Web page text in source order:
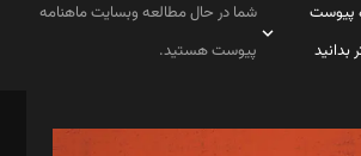
پیوست
بدانید
شما در حال مطالعه وبسایت ماهنامه
پیوست هستید.
اثنی‌عشری